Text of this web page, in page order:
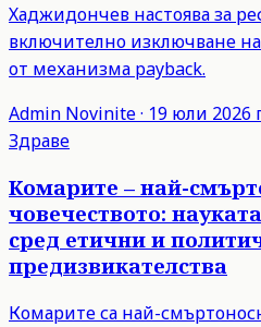
Хаджидончев настоява за
включително изключване
от механизма payback.
Admin Novinite· 19 юли 2026
Здраве
Комарите – най-
човечеството:
сред етични и
предизвикателства
Комарите са най-